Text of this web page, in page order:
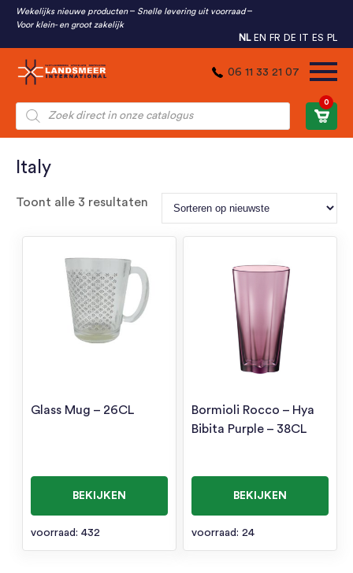
Wekelijks nieuwe producten
Snelle levering uit voorraad
Voor klein- en groot zakelijk
NL EN FR DE IT ES PL
06 11 33 21 07
Producten
zoeken
0
Italy
Toont alle 3 resultaten Gesorteerd
nieuwste
Glass Mug – 26CL
BEKIJKEN
voorraad: 432
Bormioli Rocco – Hya
Bibita Purple – 38CL
BEKIJKEN
voorraad: 24